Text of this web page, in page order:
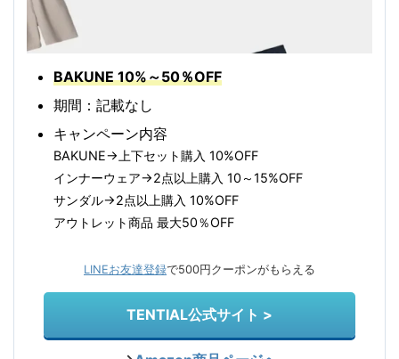
BAKUNE 10%～50％OFF
期間：記載なし
キャンペーン内容
BAKUNE→上下セット購入 10%OFF
インナーウェア→2点以上購入 10～15%OFF
サンダル→2点以上購入 10%OFF
アウトレット商品 最大50％OFF
LINEお友達登録で500円クーポンがもらえる
TENTIAL公式サイト >